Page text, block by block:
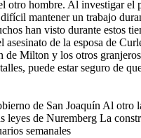
otro hombre. Al investigar el
mantener un trabajo
han visto durante estos
de la esposa de
de Milton y los otros
puede estar seguro de
de San Joaquín Al otro
leyes de Nuremberg La
semanales